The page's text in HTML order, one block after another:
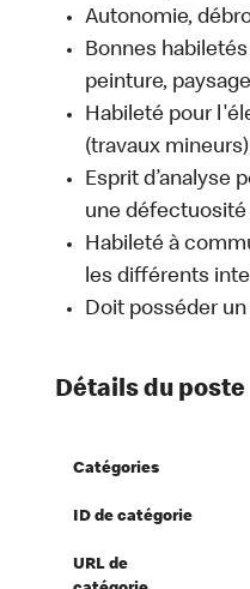
Autonomie,
Bonnes
peinture,
Habileté pour
(travaux
Esprit d’analyse
une
Habileté à
les différents
Doit posséder
Détails du poste
Catégories
ID de catégorie
URL de